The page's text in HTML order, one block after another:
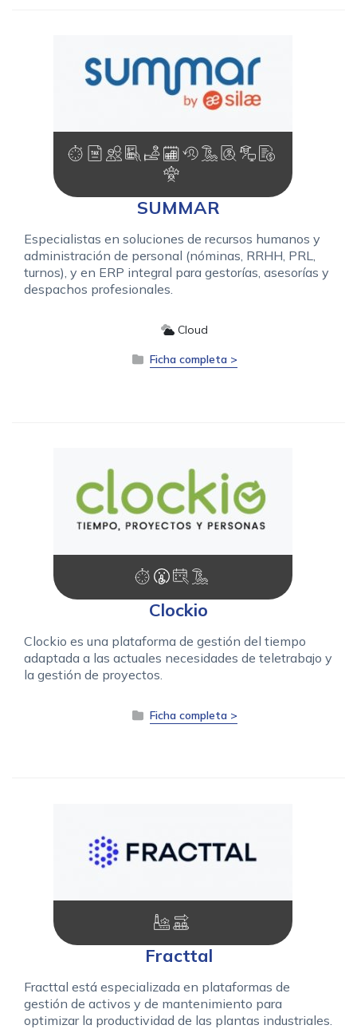
SUMMAR
Especialistas en soluciones de recursos humanos y
administración de personal (nóminas, RRHH, PRL,
turnos), y en ERP integral para gestorías, asesorías y
despachos profesionales.
Cloud
Ficha completa >
Clockio
Clockio es una plataforma de gestión del tiempo
adaptada a las actuales necesidades de teletrabajo y
la gestión de proyectos.
Ficha completa >
Fracttal
Fracttal está especializada en plataformas de
gestión de activos y de mantenimiento para
optimizar la productividad de las plantas industriales.